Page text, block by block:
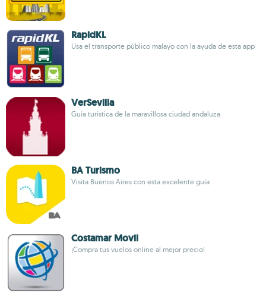
RapidKL
Usa el transporte público malayo con la ayuda de esta app
VerSevilla
Guía turística de la maravillosa ciudad andaluza
BA Turismo
Visita Buenos Aires con esta excelente guía
Costamar Movil
¡Compra tus vuelos online al mejor precio!